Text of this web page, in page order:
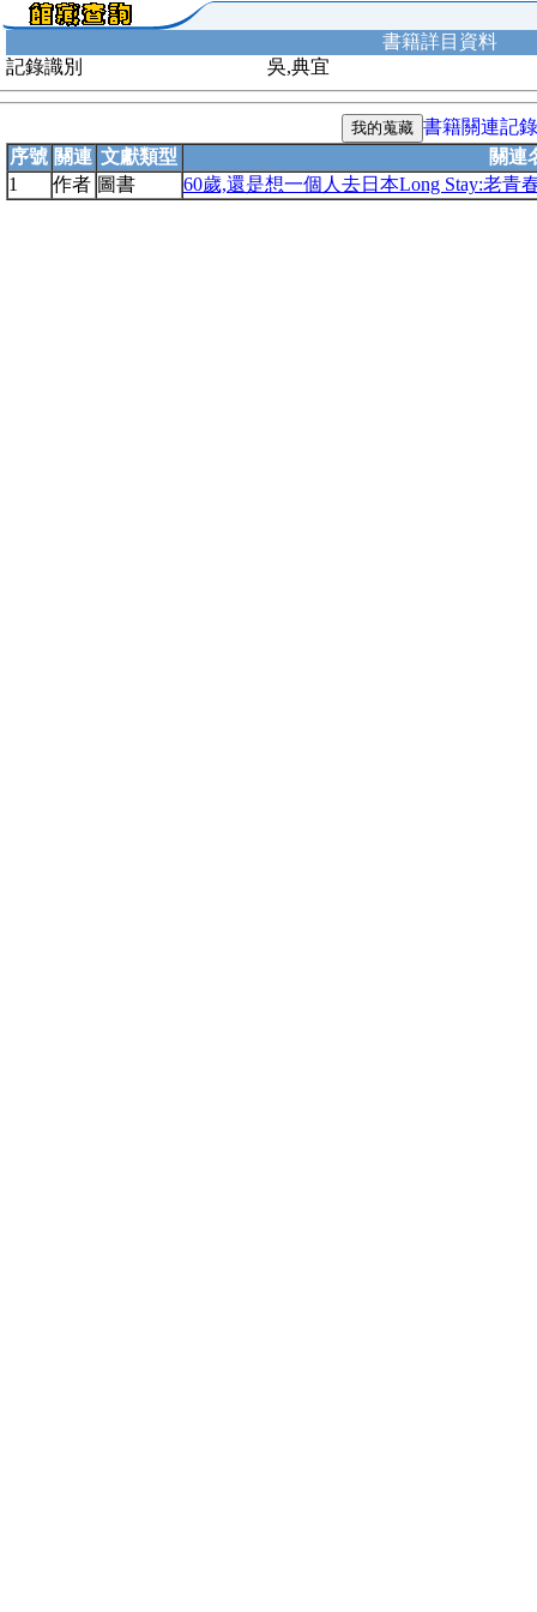
書籍詳目資料
記錄識別
吳,典宜
書籍關連記錄
序號 關連 文獻類型
關連
1
作者 圖書 60歲,還是想一個人去日本Long Stay:老青